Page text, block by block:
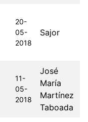
20-
05-
2018
Sajor
11-
05-
2018
José
María
Martínez
Taboada